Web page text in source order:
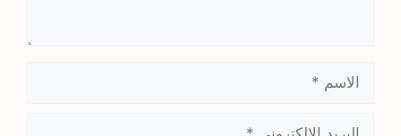
الاسم
البريد